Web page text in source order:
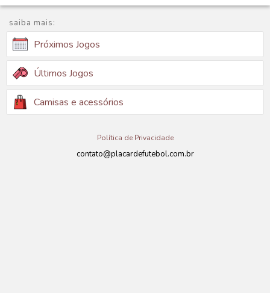
saiba mais:
Próximos Jogos
Últimos Jogos
Camisas e acessórios
Política de Privacidade
contato@placardefutebol.com.br